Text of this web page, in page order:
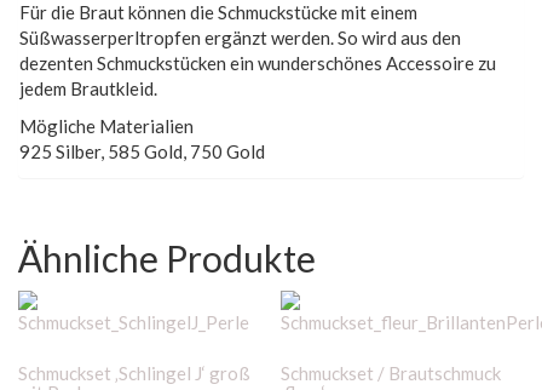
Für die Braut können die Schmuckstücke mit einem
Süßwasserperltropfen ergänzt werden. So wird aus den
dezenten Schmuckstücken ein wunderschönes Accessoire zu
jedem Brautkleid.
Mögliche Materialien
925 Silber, 585 Gold, 750 Gold
Ähnliche Produkte
Schmuckset ‚Schlingel J‘ groß
Schmuckset / Brautschmuck